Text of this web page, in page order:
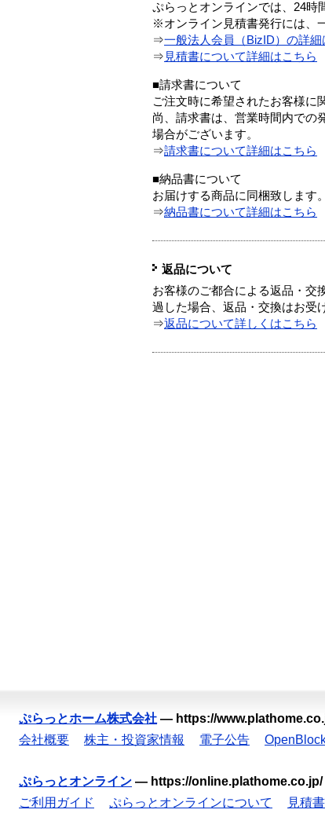
ぷらっとオンラインでは、24時
※オンライン見積書発行には、
⇒一般法人会員（BizID）の詳細
⇒ 見積書について詳細はこちら
■請求書について
ご注文時に希望されたお客様に
尚、請求書は、営業時間内での
場合がございます。
⇒請求書について詳細はこちら
■納品書について
お届けする商品に同梱致します。
⇒納品書について詳細はこちら
返品について
お客様のご都合による返品・交
過した場合、返品・交換はお受
⇒返品について詳しくはこちら
ぷらっとホーム株式会社 — https://
会社概要
株主・投資家情報 電子公告
ぷらっとオンライン — https://online.plathome.co.jp/
ご利用ガイド
ぷらっとオンラインについて 見積